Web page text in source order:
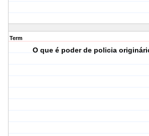
Term
O que é poder de policia